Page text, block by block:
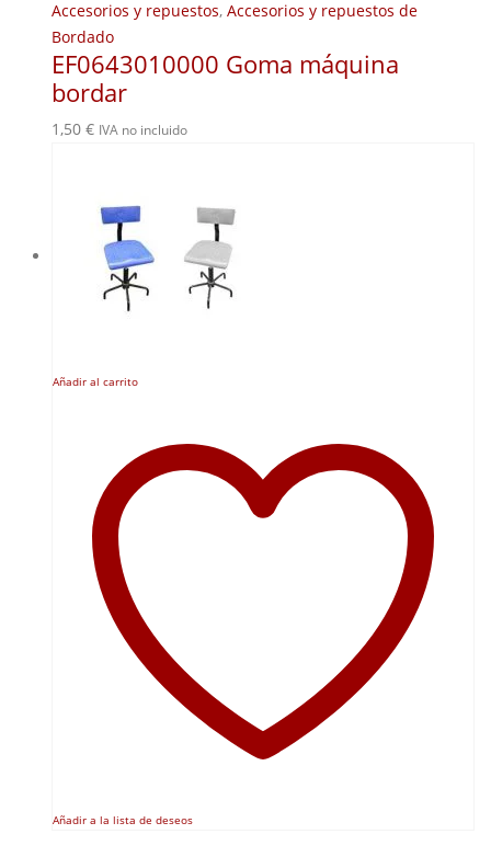
Accesorios y repuestos, Accesorios y repuestos de
Bordado
EF0643010000 Goma máquina
bordar
1,50 € IVA no incluido
Añadir al carrito
Añadir a la lista de deseos